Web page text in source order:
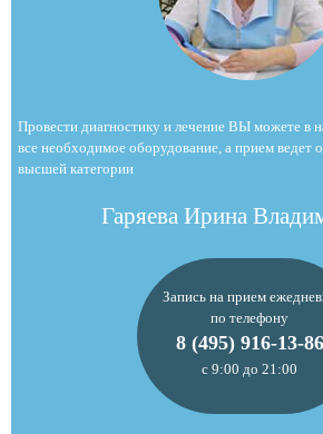
Провести диагностику и лечение ВЫ можете в
все необходимое оборудование, а прием ведет
высшей категории
Гаряева Ирина
Запись на прием
по телефону
8 (495) 916-13-86
с 9:00 до 21:00